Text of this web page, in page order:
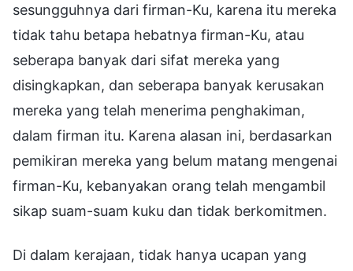
sesungguhnya dari firman-Ku, karena itu mereka
tidak tahu betapa hebatnya firman-Ku, atau
seberapa banyak dari sifat mereka yang
disingkapkan, dan seberapa banyak kerusakan
mereka yang telah menerima penghakiman,
dalam firman itu. Karena alasan ini, berdasarkan
pemikiran mereka yang belum matang mengenai
firman-Ku, kebanyakan orang telah mengambil
sikap suam-suam kuku dan tidak berkomitmen.
Di dalam kerajaan, tidak hanya ucapan yang